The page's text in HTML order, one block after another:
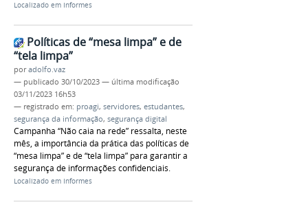
Localizado em Informes
Políticas de “mesa limpa” e de
“tela limpa”
poradolfo.vaz
— publicado 30/10/2023 — última modificação
03/11/2023 16h53
— registrado em: proagi, servidores, estudantes,
segurança da informação, segurança digital
Campanha “Não caia na rede” ressalta, neste
mês, a importância da prática das políticas de
“mesa limpa” e de “tela limpa” para garantir a
segurança de informações confidenciais.
Localizado em Informes